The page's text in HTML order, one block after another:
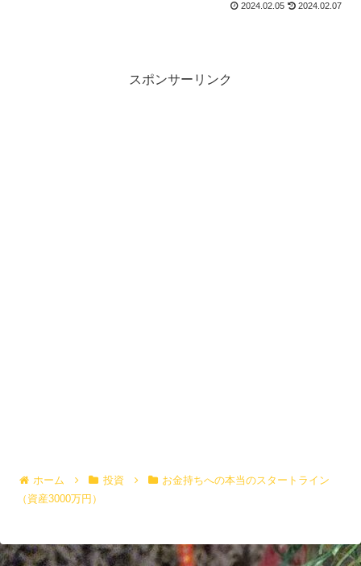
2024.02.05 2024.02.07
スポンサーリンク
ホーム 投資
お金持ちへの本当のスタートライン
（資産3000万円）